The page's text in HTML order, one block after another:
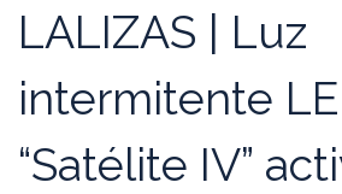
LALIZAS | Luz
intermitente
“Satélite IV”